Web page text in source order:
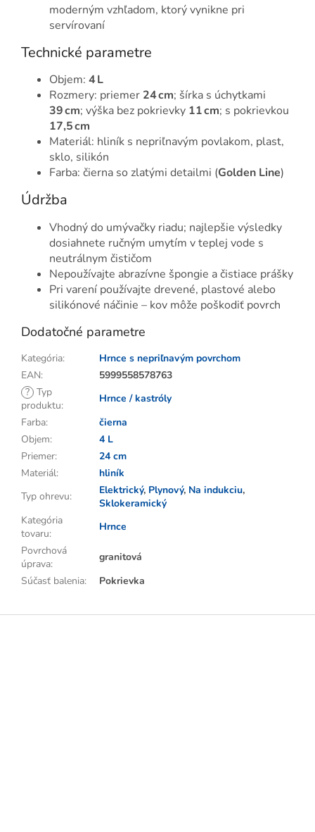
moderným vzhľadom, ktorý vynikne pri
servírovaní
Technické parametre
Objem: 4 L
Rozmery: priemer 24 cm; šírka s úchytkami
39 cm; výška bez pokrievky 11 cm; s pokrievkou
17,5 cm
Materiál: hliník s nepriľnavým povlakom, plast,
sklo, silikón
Farba: čierna so zlatými detailmi (Golden Line)
Údržba
Vhodný do umývačky riadu; najlepšie výsledky
dosiahnete ručným umytím v teplej vode s
neutrálnym čističom
Nepoužívajte abrazívne špongie a čistiace prášky
Pri varení používajte drevené, plastové alebo
silikónové náčinie – kov môže poškodiť povrch
Dodatočné parametre
Kategória:
Hrnce s nepriľnavým povrchom
EAN:
5999558578763
? Typ
produktu:
Hrnce / kastróly
Farba:
čierna
Objem:
4 L
Priemer:
24 cm
Materiál:
hliník
Typ ohrevu: Elektrický, Plynový, Na indukciu,
Sklokeramický
Kategória
tovaru:
Hrnce
Povrchová
úprava:
granitová
Súčasť balenia: Pokrievka
Z